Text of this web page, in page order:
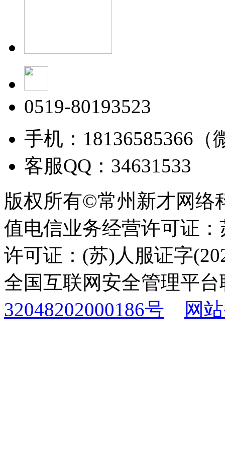
0519-80193523
手机：18136585366（
客服QQ：34631533
版权所有©常州新才网络
值电信业务经营许可证
许可证：(苏)人服证字
全国互联网安全管理平
32048202000186号
网